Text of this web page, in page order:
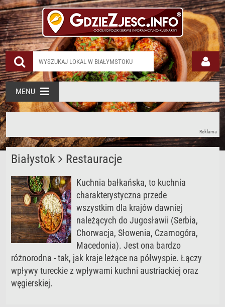
MENU
Reklama
Białystok Restauracje
Kuchnia bałkańska, to kuchnia
charakterystyczna przede
wszystkim dla krajów dawniej
należących do Jugosławii (Serbia,
Chorwacja, Słowenia, Czarnogóra,
Macedonia). Jest ona bardzo
różnorodna - tak, jak kraje leżące na półwyspie. Łączy
wpływy tureckie z wpływami kuchni austriackiej oraz
węgierskiej.